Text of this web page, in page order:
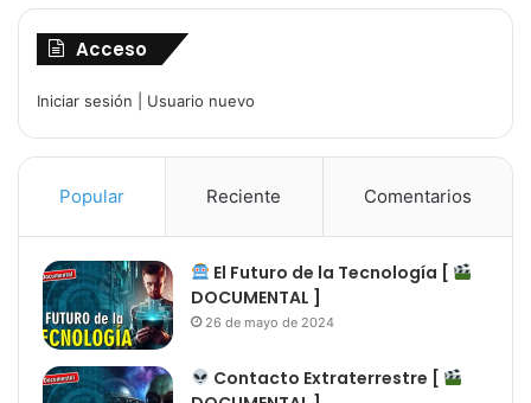
Acceso
Iniciar sesión Usuario nuevo
Popular Reciente Comentarios
El Futuro de la Tecnología [
DOCUMENTAL ]
26 de mayo de 2024
Contacto Extraterrestre [